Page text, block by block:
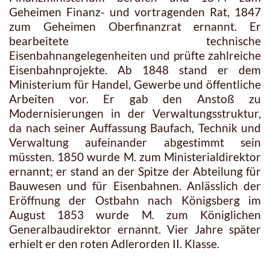
Geheimen Finanz- und vortragenden Rat, 1847
zum Geheimen Oberfinanzrat ernannt. Er
bearbeitete technische
Eisenbahnangelegenheiten und prüfte zahlreiche
Eisenbahnprojekte. Ab 1848 stand er dem
Ministerium für Handel, Gewerbe und öffentliche
Arbeiten vor. Er gab den Anstoß zu
Modernisierungen in der Verwaltungsstruktur,
da nach seiner Auffassung Baufach, Technik und
Verwaltung aufeinander abgestimmt sein
müssten. 1850 wurde M. zum Ministerialdirektor
ernannt; er stand an der Spitze der Abteilung für
Bauwesen und für Eisenbahnen. Anlässlich der
Eröffnung der Ostbahn nach Königsberg im
August 1853 wurde M. zum Königlichen
Generalbaudirektor ernannt. Vier Jahre später
erhielt er den roten Adlerorden II. Klasse.